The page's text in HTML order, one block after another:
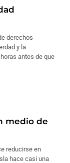
derechos
y la
antes de que
medio de
reducirse en
hace casi una